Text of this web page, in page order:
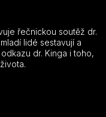
řečnickou soutěž dr.
lidé sestavují a
dr. Kinga i toho,